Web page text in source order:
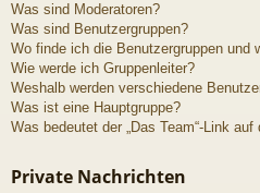
Was sind Moderatoren?
Was sind Benutzergruppen?
Wo finde ich die Benutzergruppen und
Wie werde ich Gruppenleiter?
Weshalb werden verschiedene
Was ist eine Hauptgruppe?
Was bedeutet der „Das Team“-Link
Private Nachrichten